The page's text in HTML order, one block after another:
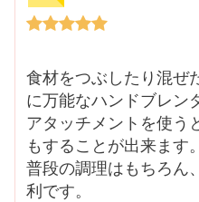
食材をつぶしたり混ぜ
に万能なハンドブレン
アタッチメントを使う
もすることが出来ます。
普段の調理はもちろん
利です。